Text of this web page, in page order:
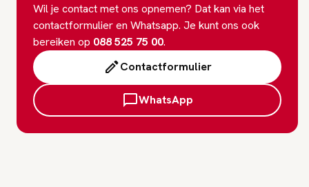
Wil je contact met ons opnemen? Dat kan via het
contactformulier en Whatsapp. Je kunt ons ook
bereiken op 088 525 75 00.
Contactformulier
WhatsApp